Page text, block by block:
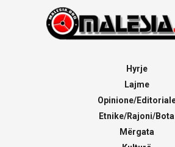
Hyrje
Lajme
Opinione/
Etnike/Rajoni/Bota
Mërgata